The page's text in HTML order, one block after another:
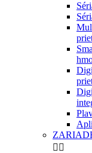
 